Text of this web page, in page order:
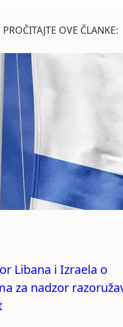
OVE ČLANKE:
Libana i Izraela o
za nadzor